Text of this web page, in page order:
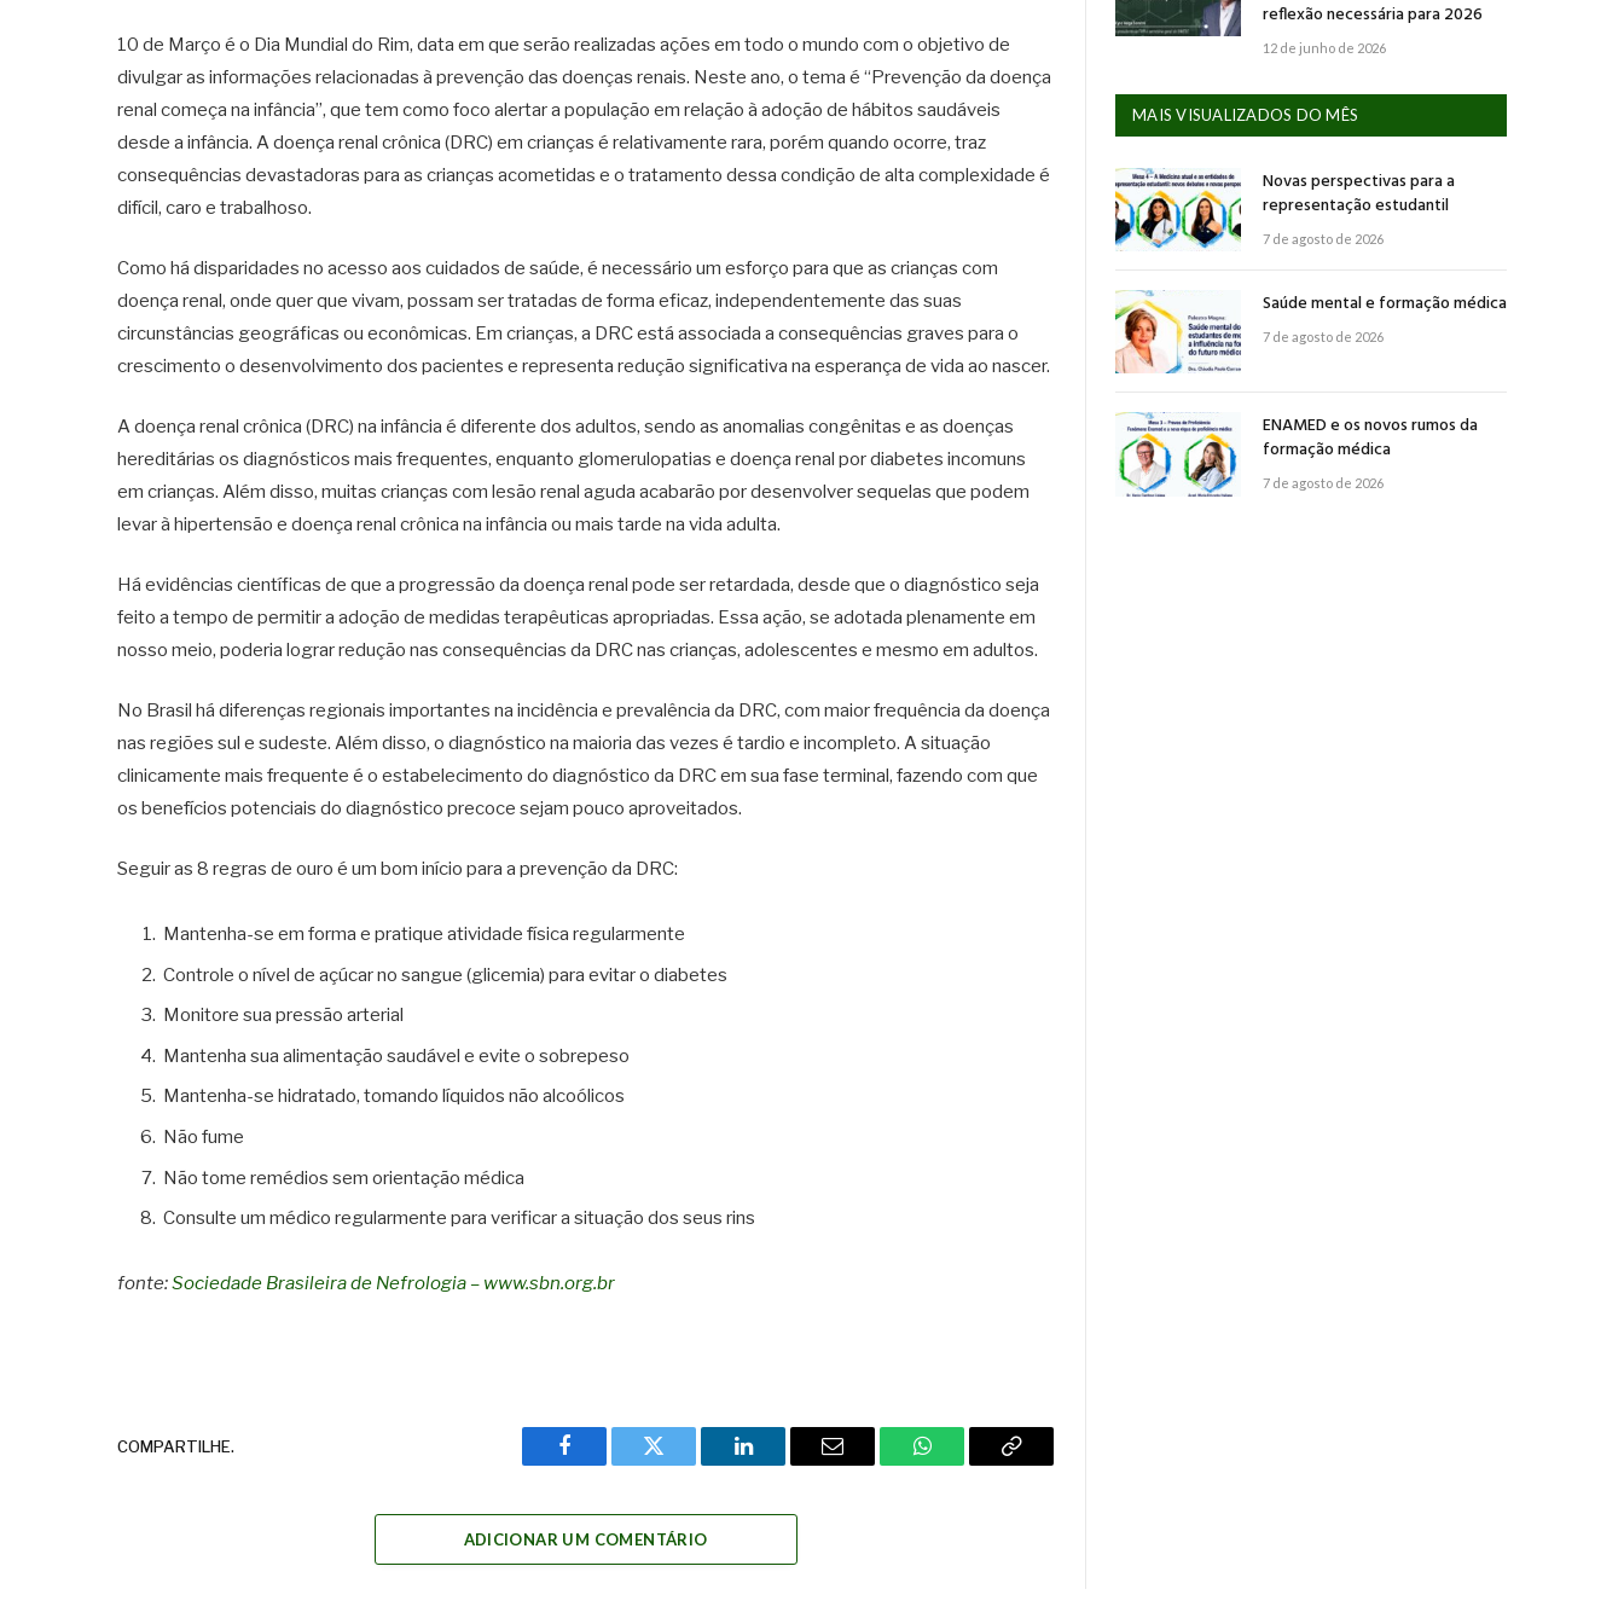
10 de Março é o Dia Mundial do Rim, data em que serão realizadas ações em todo o mundo com o objetivo de
divulgar as informações relacionadas à prevenção das doenças renais. Neste ano, o tema é “Prevenção da doença
renal começa na infância”, que tem como foco alertar a população em relação à adoção de hábitos saudáveis
desde a infância. A doença renal crônica (DRC) em crianças é relativamente rara, porém quando ocorre, traz
consequências devastadoras para as crianças acometidas e o tratamento dessa condição de alta complexidade é
difícil, caro e trabalhoso.
Como há disparidades no acesso aos cuidados de saúde, é necessário um esforço para que as crianças com
doença renal, onde quer que vivam, possam ser tratadas de forma eficaz, independentemente das suas
circunstâncias geográficas ou econômicas. Em crianças, a DRC está associada a consequências graves para o
crescimento o desenvolvimento dos pacientes e representa redução significativa na esperança de vida ao nascer.
A doença renal crônica (DRC) na infância é diferente dos adultos, sendo as anomalias congênitas e as doenças
hereditárias os diagnósticos mais frequentes, enquanto glomerulopatias e doença renal por diabetes incomuns
em crianças. Além disso, muitas crianças com lesão renal aguda acabarão por desenvolver sequelas que podem
levar à hipertensão e doença renal crônica na infância ou mais tarde na vida adulta.
Há evidências científicas de que a progressão da doença renal pode ser retardada, desde que o diagnóstico seja
feito a tempo de permitir a adoção de medidas terapêuticas apropriadas. Essa ação, se adotada plenamente em
nosso meio, poderia lograr redução nas consequências da DRC nas crianças, adolescentes e mesmo em adultos.
No Brasil há diferenças regionais importantes na incidência e prevalência da DRC, com maior frequência da doença
nas regiões sul e sudeste. Além disso, o diagnóstico na maioria das vezes é tardio e incompleto. A situação
clinicamente mais frequente é o estabelecimento do diagnóstico da DRC em sua fase terminal, fazendo com que
os benefícios potenciais do diagnóstico precoce sejam pouco aproveitados.
Seguir as 8 regras de ouro é um bom início para a prevenção da DRC:
Mantenha-se em forma e pratique atividade física regularmente
Controle o nível de açúcar no sangue (glicemia) para evitar o diabetes
Monitore sua pressão arterial
Mantenha sua alimentação saudável e evite o sobrepeso
Mantenha-se hidratado, tomando líquidos não alcoólicos
Não fume
Não tome remédios sem orientação médica
Consulte um médico regularmente para verificar a situação dos seus rins
fonte:Sociedade Brasileira de Nefrologia – www.sbn.org.br
COMPARTILHE.
Facebook Twitter LinkedIn Email WhatsAppCopy
ADICIONAR UM COMENTÁRIO
reflexão necessária para 2026
12 de junho de 2026
MAIS VISUALIZADOS DO MÊS
Novas perspectivas para a
representação estudantil
7 de agosto de 2026
Saúde mental e formação médica
7 de agosto de 2026
ENAMED e os novos rumos da
formação médica
7 de agosto de 2026